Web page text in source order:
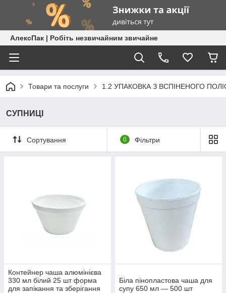
АлексПак | Робіть незвичайним звичайне
Товари та послуги 1.2 УПАКОВКА З ВСПІНЕНОГО
СУПНИЦІ
Сортування 0 Фільтри
Контейнер чаша алюмінієва
330 мл білий 25 шт форма
для запікання та зберігання
Біла пінопластова чаша для
супу 650 мл — 500 шт